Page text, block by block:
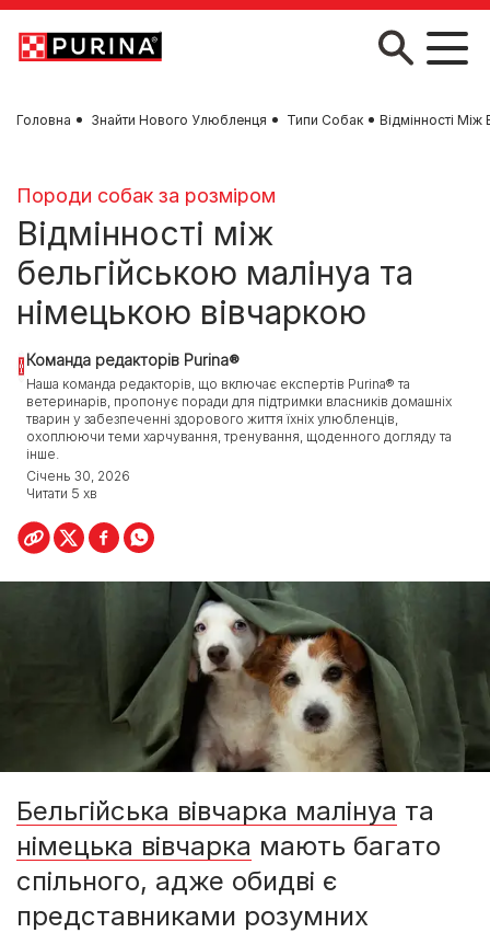
Skip to main content
Головна Знайти Нового Улюбленця Типи Собак Відмінності
Породи собак за розміром
Відмінності між
бельгійською малінуа та
німецькою вівчаркою
Команда редакторів Purina®
Наша команда редакторів, що включає експертів Purina® та
ветеринарів, пропонує поради для підтримки власників домашніх
тварин у забезпеченні здорового життя їхніх улюбленців,
охоплюючи теми харчування, тренування, щоденного догляду та
інше.
Січень 30, 2026
Читати 5 хв
Бельгійська вівчарка малінуа та
німецька вівчарка мають багато
спільного, адже обидві є
представниками розумних